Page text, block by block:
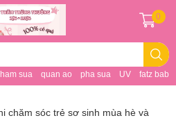
ham sua quan ao pha sua UV fatz baby
0
chăm sóc trẻ sơ sinh mùa hè và